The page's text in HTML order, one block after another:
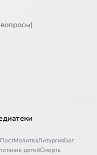
ПостМолитваЛитургияБог
детейСмерть